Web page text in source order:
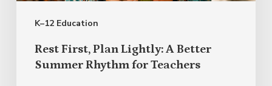
K–12 Education
Summer
Rhythm
Teachers
Rest First, Plan Lightly: A Better
Summer Rhythm for Teachers